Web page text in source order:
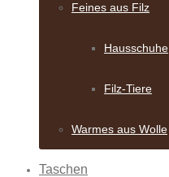
Feines aus Filz
Hausschuhe
Filz-Tiere
Warmes aus Wolle
Taschen